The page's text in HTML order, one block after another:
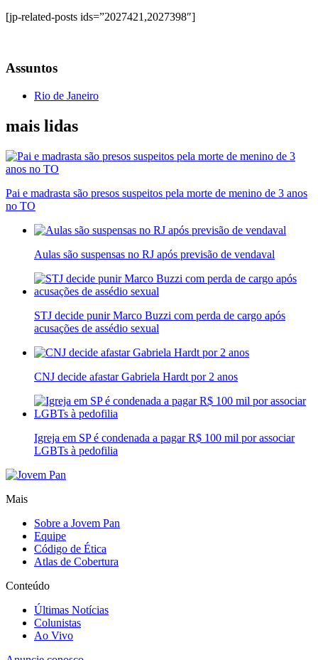
[jp-related-posts ids=”2027421,2027398″]
Assuntos
Rio de Janeiro
mais lidas
Pai e madrasta são presos suspeitos pela morte de menino de 3 anos
no TO
Aulas são suspensas no RJ após previsão de vendaval
STJ decide punir Marco Buzzi com perda de cargo após
acusações de assédio sexual
CNJ decide afastar Gabriela Hardt por 2 anos
Igreja em SP é condenada a pagar R$ 100 mil por associar
LGBTs à pedofilia
Mais
Sobre a Jovem Pan
Equipe
Código de Ética
Atlas de Cobertura
Conteúdo
Últimas Notícias
Colunistas
Ao Vivo